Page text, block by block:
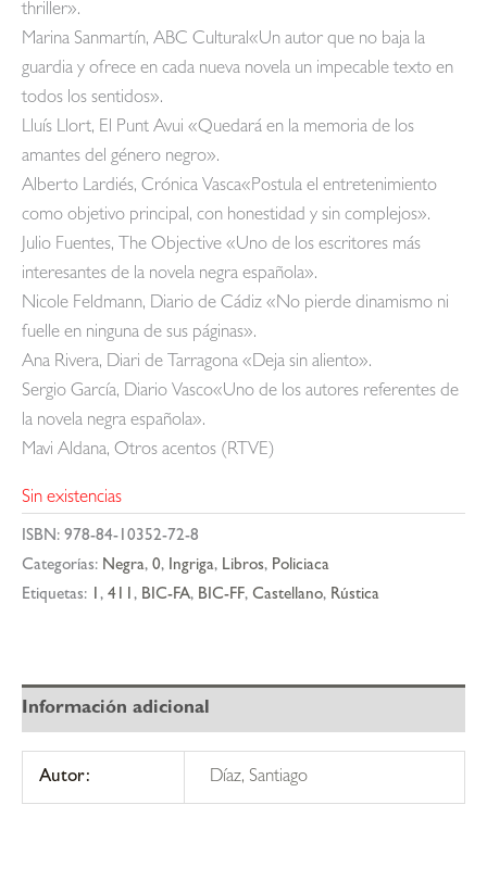
thriller».
Marina Sanmartín, ABC Cultural«Un autor que no baja la
guardia y ofrece en cada nueva novela un impecable texto en
todos los sentidos».
Lluís Llort, El Punt Avui «Quedará en la memoria de los
amantes del género negro».
Alberto Lardiés, Crónica Vasca«Postula el entretenimiento
como objetivo principal, con honestidad y sin complejos».
Julio Fuentes, The Objective «Uno de los escritores más
interesantes de la novela negra española».
Nicole Feldmann, Diario de Cádiz «No pierde dinamismo ni
fuelle en ninguna de sus páginas».
Ana Rivera, Diari de Tarragona «Deja sin aliento».
Sergio García, Diario Vasco«Uno de los autores referentes de
la novela negra española».
Mavi Aldana, Otros acentos (RTVE)
Sin existencias
ISBN: 978-84-10352-72-8
Categorías: Negra, 0, Ingriga, Libros, Policiaca
Etiquetas: 1 , 411 , BIC-FA, BIC-FF, Castellano, Rústica
Información adicional
Autor: Díaz, Santiago